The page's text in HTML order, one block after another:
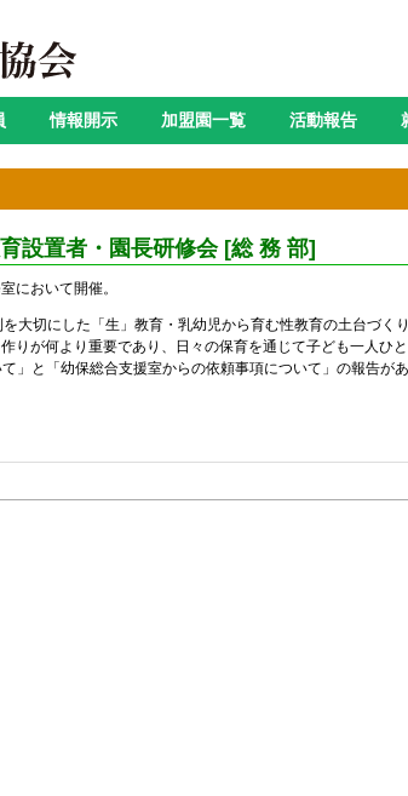
情報開示 加盟園一覧 活動報告
設置者・園長研修会 [総 務 部]
において開催。
大切にした「生」教育・乳幼児から育む性教育の土台づ
りが何より重要であり、日々の保育を通じて子ども一人
」と「幼保総合支援室からの依頼事項について」の報告